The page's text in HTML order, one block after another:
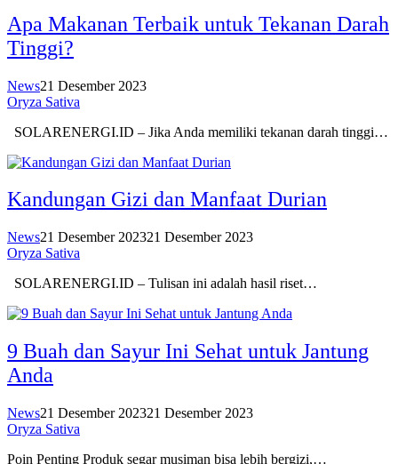
Apa Makanan Terbaik untuk Tekanan Darah
Tinggi?
News21 Desember 2023
Oryza Sativa
SOLARENERGI.ID – Jika Anda memiliki tekanan darah tinggi…
Kandungan Gizi dan Manfaat Durian
News21 Desember 202321 Desember 2023
Oryza Sativa
SOLARENERGI.ID – Tulisan ini adalah hasil riset…
9 Buah dan Sayur Ini Sehat untuk Jantung
Anda
News21 Desember 202321 Desember 2023
Oryza Sativa
Poin Penting Produk segar musiman bisa lebih bergizi,…